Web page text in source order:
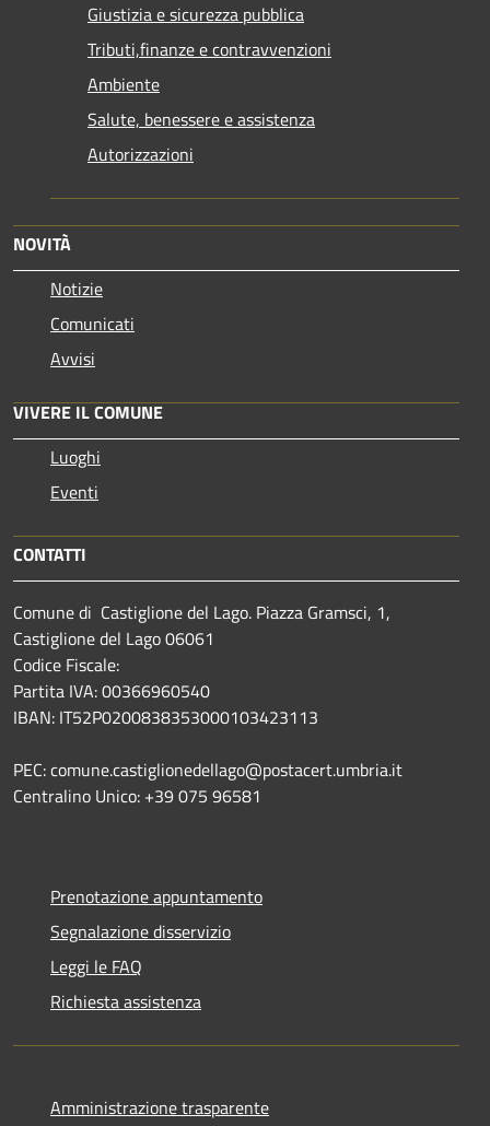
Giustizia e sicurezza pubblica
Tributi,finanze e contravvenzioni
Ambiente
Salute, benessere e assistenza
Autorizzazioni
NOVITÀ
Notizie
Comunicati
Avvisi
VIVERE IL COMUNE
Luoghi
Eventi
CONTATTI
Comune di Castiglione del Lago. Piazza Gramsci, 1,
Castiglione del Lago 06061
Codice Fiscale:
Partita IVA: 00366960540
IBAN: IT52P0200838353000103423113
PEC: comune.castiglionedellago@postacert.umbria.it
Centralino Unico: +39 075 96581
Prenotazione appuntamento
Segnalazione disservizio
Leggi le FAQ
Richiesta assistenza
Amministrazione trasparente